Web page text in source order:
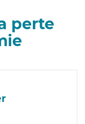
perte